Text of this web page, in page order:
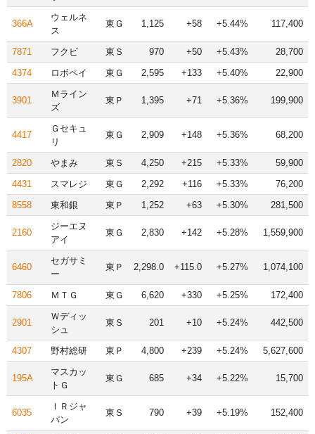
366A
ウェルネ
ス
東Ｇ 1,125 +58 +5.44% 117,400
7871 フクビ 東Ｓ 970 +50 +5.43%
28,700
4374
ロボペイ 東Ｇ 2,595 +133 +5.40% 22,900
3901
Ｍライン
ズ
東Ｐ 1,395 +71 +5.36% 199,900
4417
Ｇセキュ
リ
東Ｇ 2,909 +148 +5.36% 68,200
2820 やまみ 東Ｓ 4,250 +215 +5.33%
59,900
4431
スマレジ 東Ｇ 2,292 +116 +5.33%
76,200
8558
東和銀 東Ｐ 1,252 +63 +5.30% 281,500
2160
ジーエヌ
アイ
東Ｇ 2,830 +142 +5.28% 1,559,900
6460
セガサミ
ー
東Ｐ 2,298.0 +115.0 +5.27% 1,074,100
7806 ＭＴＧ 東Ｇ 6,620 +330 +5.25% 172,400
2901
Ｗディッ
シュ
東Ｓ 201 +10 +5.24% 442,500
4307 野村総研 東Ｐ 4,800 +239 +5.24% 5,627,600
195A
マスカッ
トＧ
東Ｇ 685 +34 +5.22% 15,700
6035
ＩＲジャ
パン
東Ｓ 790 +39 +5.19% 152,400